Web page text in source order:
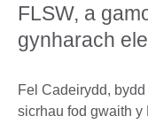
FLSW, a
gynharach
Fel Cadeirydd,
sicrhau fod gwaith y